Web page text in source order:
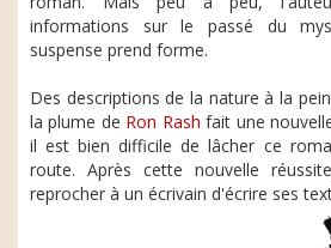
informations sur le passé du
suspense prend forme.
Des descriptions de la nature à la
la plume de Ron Rash fait une
il est bien difficile de lâcher ce
route. Après cette nouvelle
reprocher à un écrivain d'écrire ses